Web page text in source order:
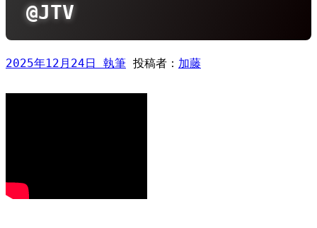
@JTV
2025年12月24日 投稿者： 加藤